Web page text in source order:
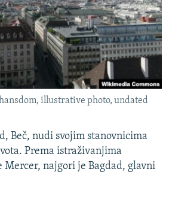
2024. illustrative photo, undated
Beč, nudi svojim stanovnicima
Prema istraživanjima
Mercer, najgori je Bagdad, glavni